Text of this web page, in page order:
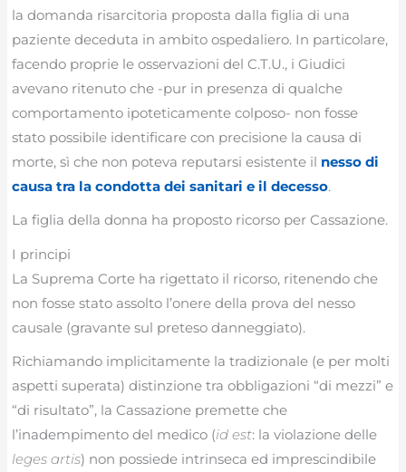
la domanda risarcitoria proposta dalla figlia di una
paziente deceduta in ambito ospedaliero. In particolare,
facendo proprie le osservazioni del C.T.U., i Giudici
avevano ritenuto che -pur in presenza di qualche
comportamento ipoteticamente colposo- non fosse
stato possibile identificare con precisione la causa di
morte, sì che non poteva reputarsi esistente il nesso di
causa tra la condotta dei sanitari e il decesso.
La figlia della donna ha proposto ricorso per Cassazione.
I principi
La Suprema Corte ha rigettato il ricorso, ritenendo che
non fosse stato assolto l’onere della prova del nesso
causale (gravante sul preteso danneggiato).
Richiamando implicitamente la tradizionale (e per molti
aspetti superata) distinzione tra obbligazioni “di mezzi” e
“di risultato”, la Cassazione premette che
l’inadempimento del medico (id est: la violazione delle
leges artis) non possiede intrinseca ed imprescindibile